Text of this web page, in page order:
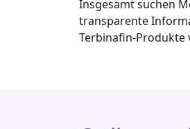
Insgesamt suchen
transparente